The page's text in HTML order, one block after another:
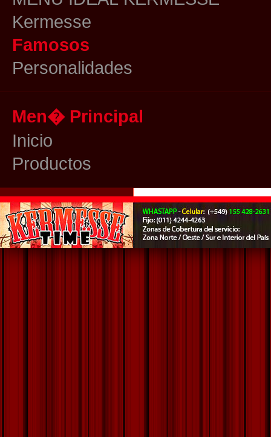
Kermesse
Famosos
Personalidades
Men� Principal
Inicio
Productos